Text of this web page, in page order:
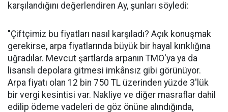
karşılandığını değerlendiren Ay, şunları söyledi:
"Çiftçimiz bu fiyatları nasıl karşıladı? Açık konuşmak
gerekirse, arpa fiyatlarında büyük bir hayal kırıklığına
uğradılar. Mevcut şartlarda arpanın TMO'ya ya da
lisanslı depolara gitmesi imkânsız gibi görünüyor.
Arpa fiyatı olan 12 bin 750 TL üzerinden yüzde 3'lük
bir vergi kesintisi var. Nakliye ve diğer masraflar dahil
edilip ödeme vadeleri de göz önüne alındığında,